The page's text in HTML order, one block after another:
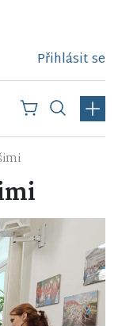
Přihlásit se